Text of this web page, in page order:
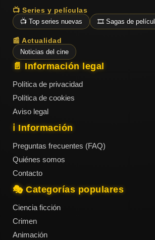
📺 Series y películas
📺 Top series nuevas 🎞️ Sagas de
📰 Actualidad
Noticias del cine
📄 Información legal
Política de privacidad
Política de cookies
Aviso legal
ℹ️ Información
Preguntas frecuentes (FAQ)
Quiénes somos
Contacto
🎭 Categorías populares
Ciencia ficción
Crimen
Animación